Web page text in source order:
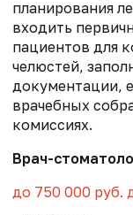
планирования
входить
пациентов для
челюстей,
документации,
врачебных
комиссиях.
Врач-
до 750 000 руб.